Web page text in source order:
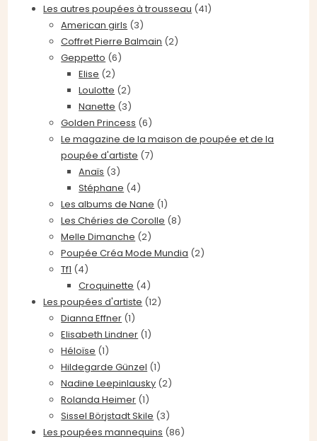
Les autres poupées à trousseau (41)
American girls (3)
Coffret Pierre Balmain (2)
Geppetto (6)
Elise (2)
Loulotte (2)
Nanette (3)
Golden Princess (6)
Le magazine de la maison de poupée et de la
poupée d'artiste (7)
Anaïs (3)
Stéphane (4)
Les albums de Nane (1)
Les Chéries de Corolle (8)
Melle Dimanche (2)
Poupée Créa Mode Mundia (2)
Tf1 (4)
Croquinette (4)
Les poupées d'artiste (12)
Dianna Effner (1)
Elisabeth Lindner (1)
Héloïse (1)
Hildegarde Günzel (1)
Nadine Leepinlausky (2)
Rolanda Heimer (1)
Sissel Börjstadt Skile (3)
Les poupées mannequins (86)